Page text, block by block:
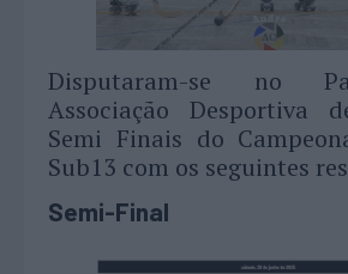
Disputaram-se no
Associação Desportiva
Semi Finais do
Sub13 com os seguintes
Semi-Final